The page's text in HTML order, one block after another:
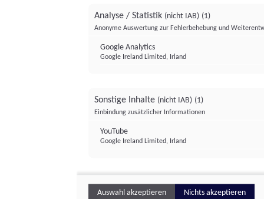
Analyse / Statistik (nicht IAB) (1)
Anonyme Auswertung zur Fehlerbehebung und
Google Analytics
Google Ireland Limited, Irland
Sonstige Inhalte (nicht IAB) (1)
Einbindung zusätzlicher Informationen
YouTube
Google Ireland Limited, Irland
Auswahl akzeptieren Nichts akzeptieren